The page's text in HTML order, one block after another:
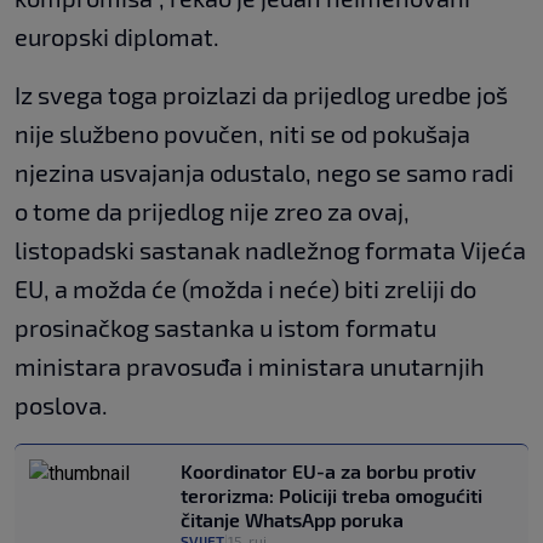
europski diplomat.
Iz svega toga proizlazi da prijedlog uredbe još
nije službeno povučen, niti se od pokušaja
njezina usvajanja odustalo, nego se samo radi
o tome da prijedlog nije zreo za ovaj,
listopadski sastanak nadležnog formata Vijeća
EU, a možda će (možda i neće) biti zreliji do
prosinačkog sastanka u istom formatu
ministara pravosuđa i ministara unutarnjih
poslova.
Koordinator EU-a za borbu protiv
terorizma: Policiji treba omogućiti
čitanje WhatsApp poruka